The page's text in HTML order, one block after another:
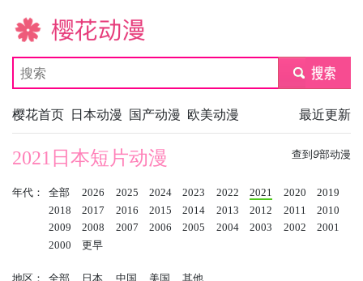
樱花动漫
submit
樱花首页 日本动漫 国产动漫 欧美动漫 最近更新
查到 9部动漫
2021日本短片动漫
年代： 全部 2026 2025 2024 2023 2022 2021 2020
2019
2018
2017 2016 2015 2014 2013 2012 2011
2010
2009
2008 2007 2006 2005 2004 2003 2002
2001
2000
更早
地区： 全部 日本 中国 美国 其他